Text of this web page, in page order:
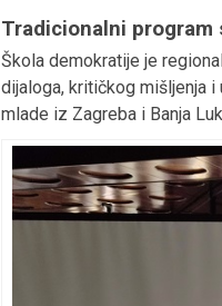
Tradicionalni program
Škola demokratije je
dijaloga, kritičkog mišljenja
mlade iz Zagreba i Banja